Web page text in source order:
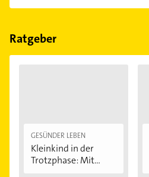
Im Anbieter-Bereich finden Sie
Feiertagen abweichen können.
Ratgeber
GESÜNDER LEBEN
Kleinkind in der
Trotzphase: Mit...